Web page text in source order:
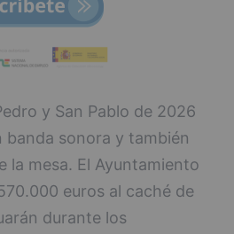
y San Pablo de 2026
banda sonora y también
la mesa. El Ayuntamiento
euros al caché de
durante los